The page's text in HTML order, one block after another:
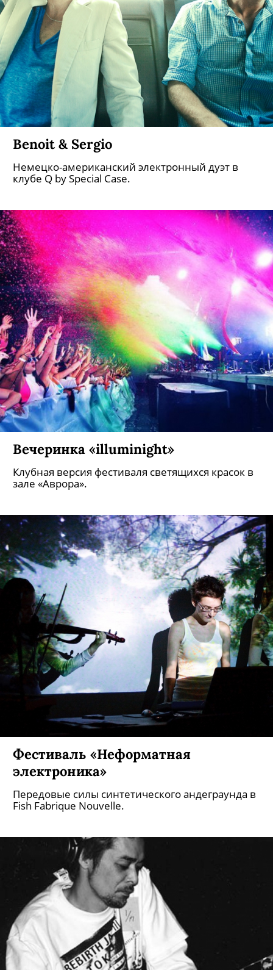
Benoit & Sergio
Немецко-американский электронный дуэт в
клубе Q by Special Case.
Вечеринка «illuminight»
Клубная версия фестиваля светящихся красок в
зале «Аврора».
Фестиваль «Неформатная
электроника»
Передовые силы синтетического андеграунда в
Fish Fabrique Nouvelle.